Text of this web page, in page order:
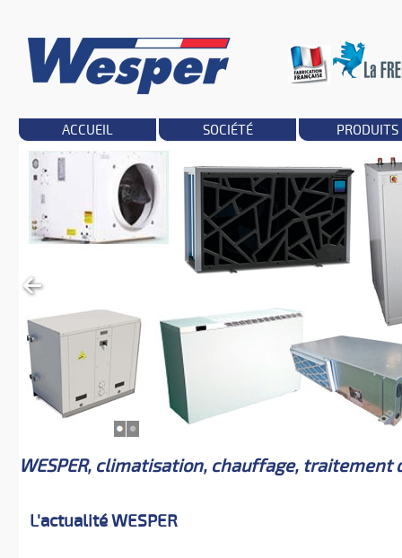
ACCUEIL SOCIÉTÉ PRODUITS
WESPER, climatisation, chauffage, traitement
L'actualité WESPER